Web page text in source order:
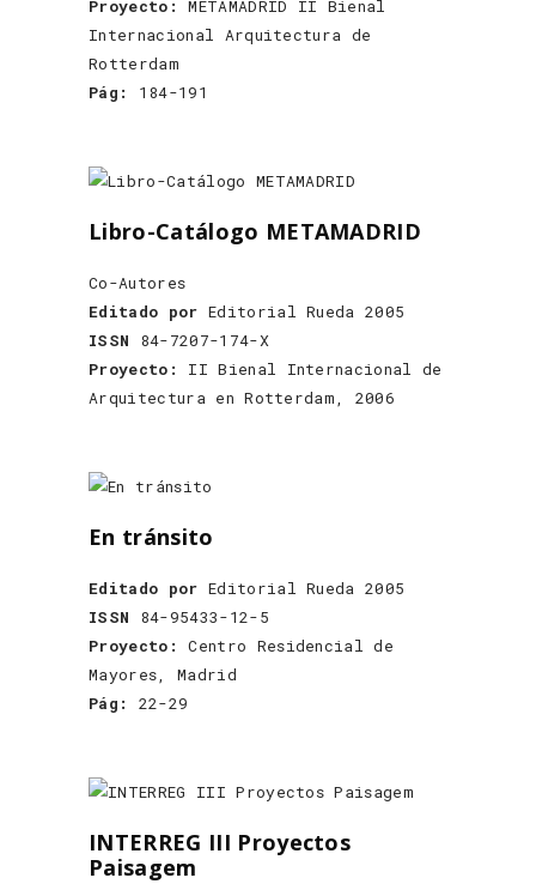
Proyecto:
METAMADRID II Bienal
Internacional Arquitectura de
Rotterdam
Pág:
184-191
Libro-Catálogo METAMADRID
Co-Autores
Editado por Editorial Rueda 2005
ISSN 84-7207-174-X
Proyecto:
II Bienal Internacional de
Arquitectura en Rotterdam, 2006
En tránsito
Editado por Editorial Rueda 2005
ISSN 84-95433-12-5
Proyecto:
Centro Residencial de
Mayores, Madrid
Pág:
22-29
INTERREG III Proyectos
Paisagem